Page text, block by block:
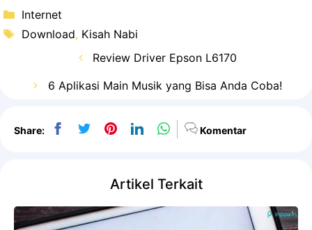
Kategori
Internet
Tag
Download, Kisah Nabi
Review Driver Epson L6170
6 Aplikasi Main Musik yang Bisa Anda Coba!
Share: Komentar
Artikel Terkait